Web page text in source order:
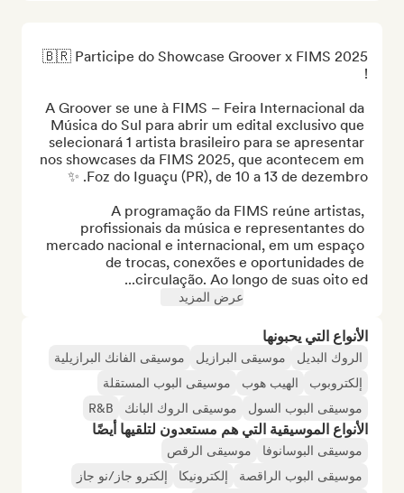
A Groover se une à FIMS – Feira Internacional da
Música do Sul para abrir um edital exclusivo que
selecionará 1 artista brasileiro para se apresentar
nos showcases da FIMS 2025, que acontecem em
A programação da FIMS reúne artistas,
profissionais da música e representantes do
mercado nacional e internacional, em um espaço
de trocas, conexões e oportunidades de
circulação. Ao longo de suas oito ed...
عرض المزيد
الأنواع التي يحبونها
الروك البديل موسيقى البرازيل
موسيقى الفانك البرازيلية
إلكتروبوب
الهيب هوب
موسيقى البوب المستقلة
موسيقى البوب السول
موسيقى الروك البانك R&B
الأنواع الموسيقية التي هم مستعدون لتلقيها أيضًا
موسيقى البوسانوفا
موسيقى الرقص
موسيقى البوب الراقصة
إلكترونيكا
إلكترو جاز/نو جاز